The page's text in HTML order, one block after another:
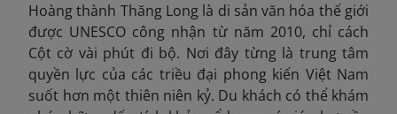
Hoàng thành Thăng Long là di sản văn hóa thế giới
được UNESCO công nhận từ năm 2010, chỉ cách
Cột cờ vài phút đi bộ. Nơi đây từng là trung tâm
quyền lực của các triều đại phong kiến Việt Nam
suốt hơn một thiên niên kỷ. Du khách có thể khám